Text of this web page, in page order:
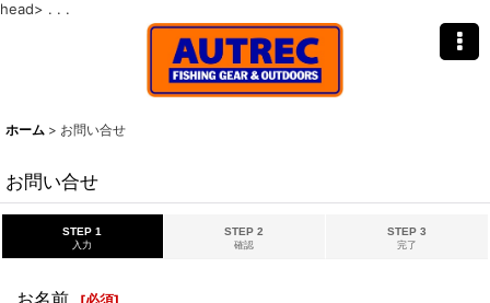
head> . . .
ホーム > お問い合せ
お問い合せ
STEP 1
入力
STEP 2
確認
STEP 3
完了
お名前